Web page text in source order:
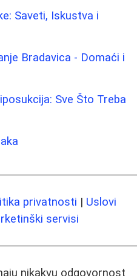
Saveti, Iskustva i
Bradavica - Domaći i
Sve Što Treba
privatnosti | Uslovi
servisi
nikakvu odgovornost